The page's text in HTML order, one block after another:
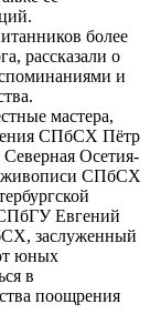
более
рассказали о
и
мастера,
СПбСХ Пётр
Осетия-
живописи СПбСХ
СПбГУ Евгений
заслуженный
юных
в
поощрения